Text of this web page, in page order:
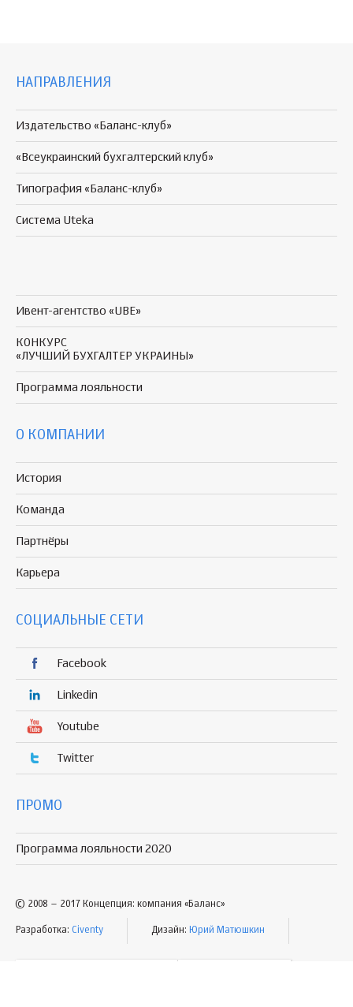
НАПРАВЛЕНИЯ
Издательство «Баланс-клуб»
«Всеукраинский бухгалтерский клуб»
Типография «Баланс-клуб»
Система Uteka
Ивент-агентство «UBE»
КОНКУРС
«ЛУЧШИЙ БУХГАЛТЕР УКРАИНЫ»
Программа лояльности
О КОМПАНИИ
История
Команда
Партнёры
Карьера
СОЦИАЛЬНЫЕ СЕТИ
Facebook
Linkedin
Youtube
Twitter
ПРОМО
Программа лояльности 2020
© 2008 – 2017 Концепция: компания «Баланс»
Разработка: Civenty Дизайн: Юрий Матюшкин